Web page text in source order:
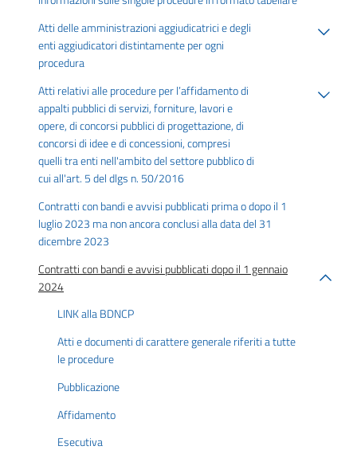
Atti delle amministrazioni aggiudicatrici e degli
enti aggiudicatori distintamente per ogni
procedura
Atti relativi alle procedure per l’affidamento di
appalti pubblici di servizi, forniture, lavori e
opere, di concorsi pubblici di progettazione, di
concorsi di idee e di concessioni, compresi
quelli tra enti nell'ambito del settore pubblico di
cui all'art. 5 del dlgs n. 50/2016
Contratti con bandi e avvisi pubblicati prima o dopo il 1
luglio 2023 ma non ancora conclusi alla data del 31
dicembre 2023
Contratti con bandi e avvisi pubblicati dopo il 1 gennaio
2024
LINK alla BDNCP
Atti e documenti di carattere generale riferiti a tutte
le procedure
Pubblicazione
Affidamento
Esecutiva